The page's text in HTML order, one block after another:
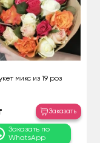
микс из 19 роз
Заказать
Заказать по
WhatsApp